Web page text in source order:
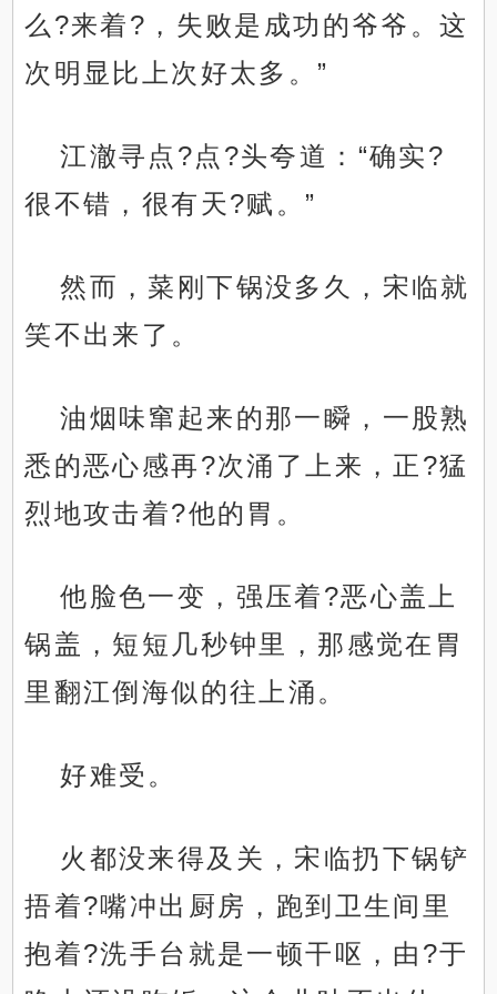
么?来着?，失败是成功的爷爷。这
次明显比上次好太多。”
江澈寻点?点?头夸道：“确实?
很不错，很有天?赋。”
然而，菜刚下锅没多久，宋临就
笑不出来了。
油烟味窜起来的那一瞬，一股熟
悉的恶心感再?次涌了上来，正?猛
烈地攻击着?他的胃。
他脸色一变，强压着?恶心盖上
锅盖，短短几秒钟里，那感觉在胃
里翻江倒海似的往上涌。
好难受。
火都没来得及关，宋临扔下锅铲
捂着?嘴冲出厨房，跑到卫生间里
抱着?洗手台就是一顿干呕，由?于